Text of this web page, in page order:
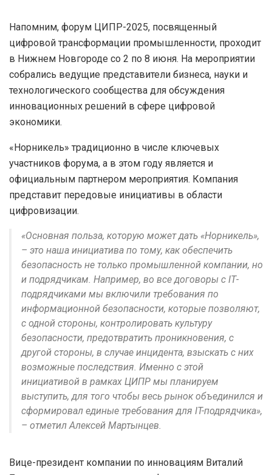
Напомним, форум ЦИПР-2025, посвященный
цифровой трансформации промышленности, проходит
в Нижнем Новгороде со 2 по 8 июня. На мероприятии
собрались ведущие представители бизнеса, науки и
технологического сообщества для обсуждения
инновационных решений в сфере цифровой
экономики.
«Норникель» традиционно в числе ключевых
участников форума, а в этом году является и
официальным партнером мероприятия. Компания
представит передовые инициативы в области
цифровизации.
«Основная польза, которую может дать «Норникель»,
– это наша инициатива по тому, как обеспечить
безопасность не только промышленной компании, но
и подрядчикам. Например, во все договоры с IТ-
подрядчиками мы включили требования по
информационной безопасности, которые позволяют,
с одной стороны, контролировать культуру
безопасности, предотвратить проникновения, с
другой стороны, в случае инцидента, взыскать с них
возможные последствия. Именно с этой
инициативой в рамках ЦИПР мы планируем
выступить, для того чтобы весь рынок объединился и
сформировал единые требования для IT-подрядчика»,
– отметил Алексей Мартынцев.
Вице-президент компании по инновациям Виталий